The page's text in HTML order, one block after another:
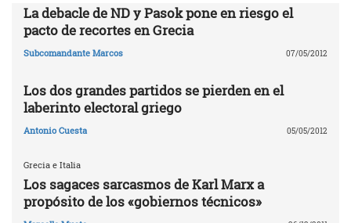
La debacle de ND y Pasok pone en riesgo el
pacto de recortes en Grecia
Subcomandante Marcos 07/05/2012
Los dos grandes partidos se pierden en el
laberinto electoral griego
Antonio Cuesta 05/05/2012
Grecia e Italia
Los sagaces sarcasmos de Karl Marx a
propósito de los «gobiernos técnicos»